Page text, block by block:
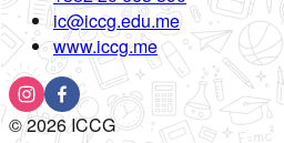
ic@iccg.edu.me
www.iccg.me
©2026ICCG